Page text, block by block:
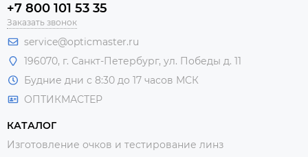
+7 800 101 53 35
Заказать звонок
service@opticmaster.ru
196070, г. Санкт-Петербург, ул. Победы д. 11
Будние дни с 8:30 до 17 часов МСК
ОПТИКМАСТЕР
КАТАЛОГ
Изготовление очков и тестирование линз